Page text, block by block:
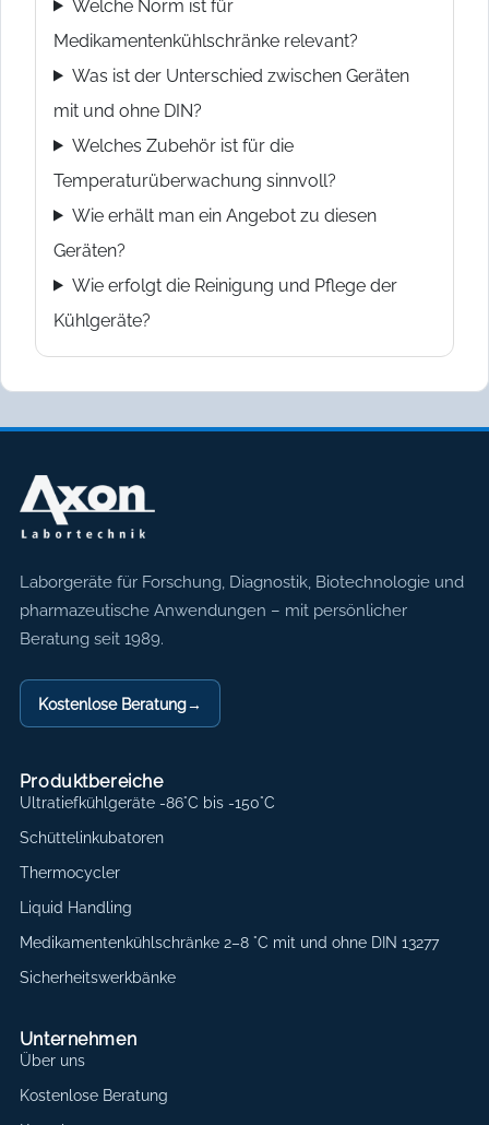
Welche Norm ist für
Medikamentenkühlschränke relevant?
Was ist der Unterschied zwischen Geräten
mit und ohne DIN?
Welches Zubehör ist für die
Temperaturüberwachung sinnvoll?
Wie erhält man ein Angebot zu diesen
Geräten?
Wie erfolgt die Reinigung und Pflege der
Kühlgeräte?
Axon Labortechnik
Laborgeräte für Forschung, Diagnostik, Biotechnologie und
pharmazeutische Anwendungen – mit persönlicher
Beratung seit 1989.
Kostenlose Beratung→
Produktbereiche
Ultratiefkühlgeräte -86°C bis -150°C
Schüttelinkubatoren
Thermocycler
Liquid Handling
Medikamentenkühlschränke 2–8 °C mit und ohne DIN 13277
Sicherheitswerkbänke
Unternehmen
Über uns
Kostenlose Beratung